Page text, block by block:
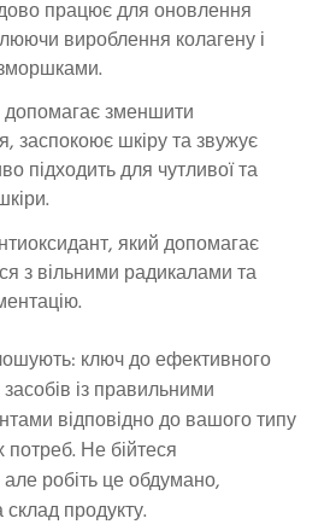
працює для оновлення
вироблення колагену і
допомагає зменшити
заспокоює шкіру та звужує
підходить для чутливої та
який допомагає
з вільними радикалами та
ключ до ефективного
із правильними
відповідно до вашого типу
потреб. Не бійтеся
робіть це обдумано,
продукту.